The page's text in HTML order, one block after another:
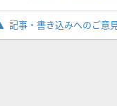
記事・書き込みへのご意